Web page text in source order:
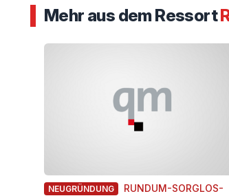
Mehr aus dem Ressort
NEUGRÜNDUNG
RUNDUM-SORGLOS-